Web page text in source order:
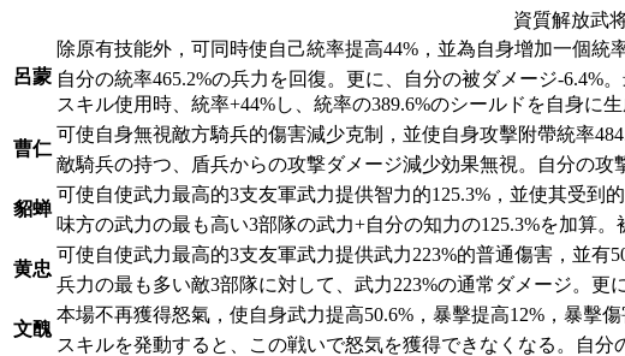
資質解放武
呂蒙
除原有技能外，可同時使自己統率提高44%，並為自身增加一個統
自分の統率465.2%の兵力を回復。更に、自分の被ダメージ-6.4%
スキル使用時、統率+44%し、統率の389.6%のシールドを自身に生
曹仁
可使自身無視敵方騎兵的傷害減少克制，並使自身攻擊附帶統率
敵騎兵の持つ、盾兵からの攻撃ダメージ減少効果無視。自分の攻
貂蝉
可使自使武力最高的3支友軍武力提供智力的125.3%，並使其受到
味方の武力の最も高い3部隊の武力+自分の知力の125.3%を加算
黄忠
可使自使武力最高的3支友軍武力提供武力223%的普通傷害，並有
兵力の最も多い敵3部隊に対して、武力223%の通常ダメージ。更
文醜
本場不再獲得怒氣，使自身武力提高50.6%，暴擊提高12%，暴擊
スキルを発動すると、この戦いで怒気を獲得できなくなる。自分